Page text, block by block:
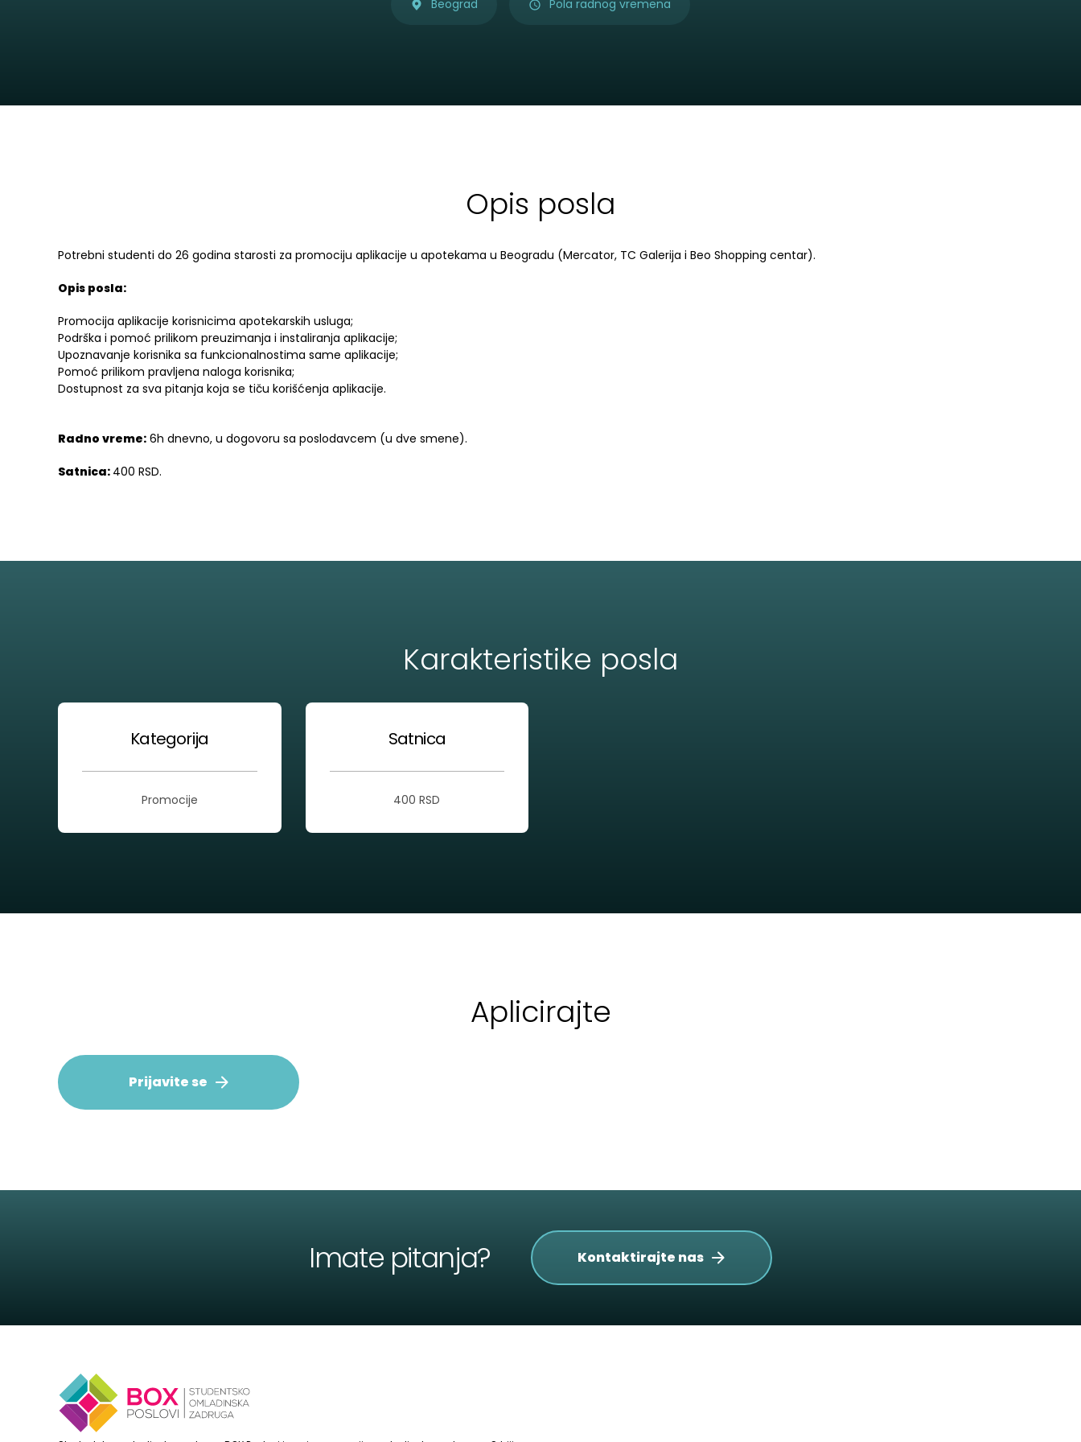
Beograd Pola radnog vremena
Opis posla
Potrebni studenti do 26 godina starosti za promociju aplikacije u apotekama u Beogradu (Mercator, TC Galerija i Beo Shopping centar).
Opis posla:
Promocija aplikacije korisnicima apotekarskih usluga;
Podrška i pomoć prilikom preuzimanja i instaliranja aplikacije;
Upoznavanje korisnika sa funkcionalnostima same aplikacije;
Pomoć prilikom pravljena naloga korisnika;
Dostupnost za sva pitanja koja se tiču korišćenja aplikacije.
Radno vreme: 6h dnevno, u dogovoru sa poslodavcem (u dve smene).
Satnica: 400 RSD.
Karakteristike posla
Kategorija
Promocije
Satnica
400 RSD
Aplicirajte
Prijavite se
Imate pitanja? Kontaktirajte nas